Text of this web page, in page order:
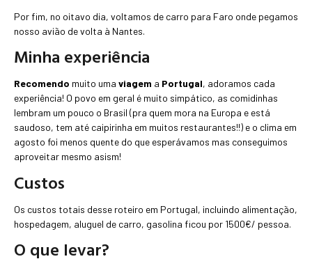
Por fim, no oitavo dia, voltamos de carro para Faro onde pegamos
nosso avião de volta à Nantes.
Minha experiência
Recomendo muito uma viagem a Portugal, adoramos cada
experiência! O povo em geral é muito simpático, as comidinhas
lembram um pouco o Brasil (pra quem mora na Europa e está
saudoso, tem até caipirinha em muitos restaurantes!!) e o clima em
agosto foi menos quente do que esperávamos mas conseguimos
aproveitar mesmo asism!
Custos
Os custos totais desse roteiro em Portugal, incluindo alimentação,
hospedagem, aluguel de carro, gasolina ficou por 1500€/ pessoa.
O que levar?